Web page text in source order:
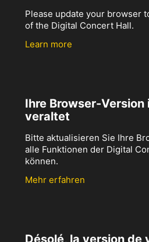
Please update your browser
of the Digital Concert Hall.
Learn more
Ihre Browser-Version
veraltet
Bitte aktualisieren Sie Ihre
alle Funktionen der Digital
können.
Mehr erfahren
Désolé, la version de